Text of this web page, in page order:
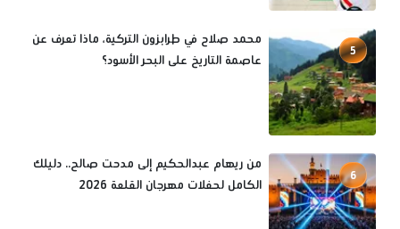
5
محمد صلاح في طرابزون التركية، ماذا تعرف عن
عاصمة التاريخ على البحر الأسود؟
6
من ريهام عبدالحكيم إلى مدحت صالح.. دليلك
الكامل لحفلات مهرجان القلعة 2026